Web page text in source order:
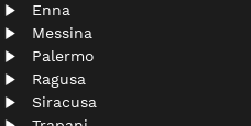
Enna
Messina
Palermo
Ragusa
Siracusa